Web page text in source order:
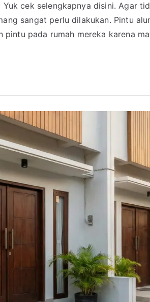
Ini
Harga
Pintu
Secara
cek selengkapnya disini. Agar
sangat perlu dilakukan. Pintu
pada rumah mereka karena